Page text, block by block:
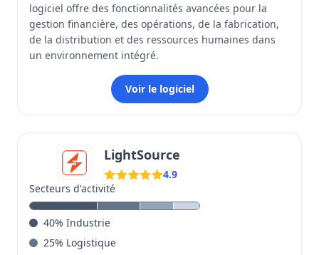
logiciel offre des fonctionnalités avancées pour la
gestion financière, des opérations, de la fabrication,
de la distribution et des ressources humaines dans
un environnement intégré.
Voir le logiciel
LightSource
4.9
Secteurs d'activité
40% Industrie
25% Logistique